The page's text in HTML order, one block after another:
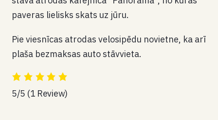
paveras lielisks skats uz jūru.
Pie viesnīcas atrodas velosipēdu novietne, ka arī
plaša bezmaksas auto stāvvieta.
5/5 (1 Review)